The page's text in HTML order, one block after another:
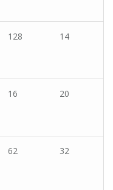
128 14
16 20
62 32